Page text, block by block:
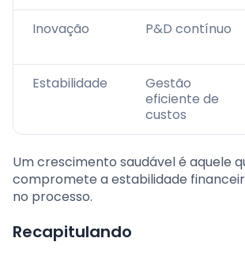
Inovação P&D contínuo
Estabilidade
Gestão
eficiente de
custos
Um crescimento saudável é aquele
compromete a estabilidade
no processo.
Recapitulando